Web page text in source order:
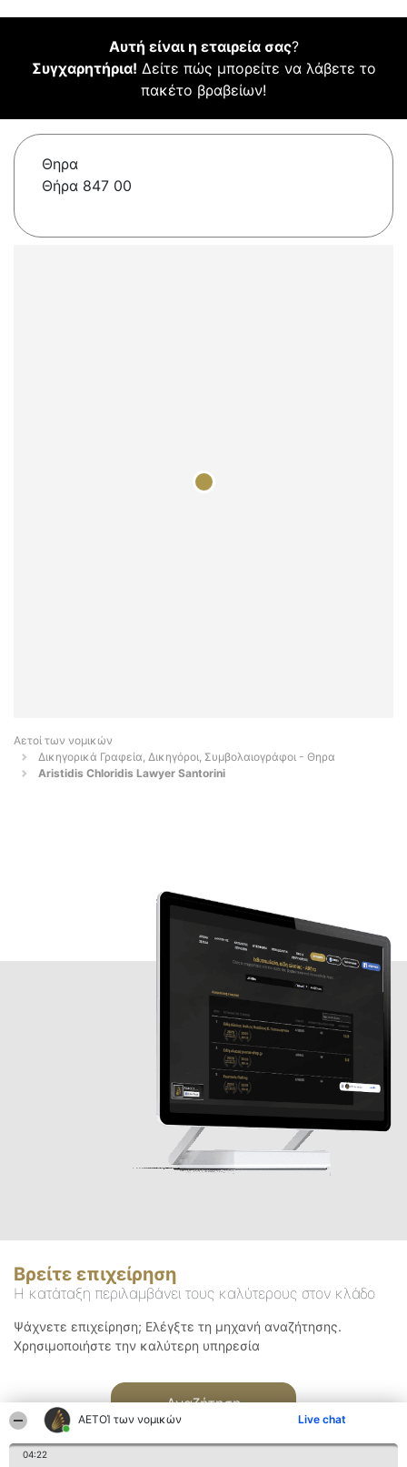
ΑΕΤΟΊ των νομικών Live chat
04:22
Αυτή είναι η εταιρεία σας?
Συγχαρητήρια! Δείτε πώς μπορείτε να λάβετε το
πακέτο βραβείων!
Θηρα
Θήρα 847 00
Αετοί των νομικών
Δικηγορικά Γραφεία, Δικηγόροι, Συμβολαιογράφοι - Θηρα
Aristidis Chloridis Lawyer Santorini
Βρείτε επιχείρηση
Η κατάταξη περιλαμβάνει τους καλύτερους στον κλάδο
Ψάχνετε επιχείρηση; Ελέγξτε τη μηχανή αναζήτησης.
Χρησιμοποιήστε την καλύτερη υπηρεσία
Αναζήτηση